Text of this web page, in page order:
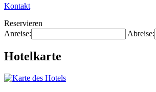
Kontakt
Reservieren
Anreise:
Abreise:
Hotelkarte